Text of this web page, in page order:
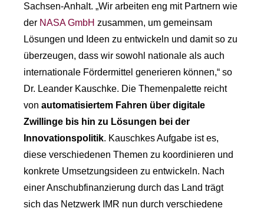
Sachsen-Anhalt. „Wir arbeiten eng mit Partnern wie
der NASA GmbH zusammen, um gemeinsam
Lösungen und Ideen zu entwickeln und damit so zu
überzeugen, dass wir sowohl nationale als auch
internationale Fördermittel generieren können,“ so
Dr. Leander Kauschke. Die Themenpalette reicht
von automatisiertem Fahren über digitale
Zwillinge bis hin zu Lösungen bei der
Innovationspolitik. Kauschkes Aufgabe ist es,
diese verschiedenen Themen zu koordinieren und
konkrete Umsetzungsideen zu entwickeln. Nach
einer Anschubfinanzierung durch das Land trägt
sich das Netzwerk IMR nun durch verschiedene